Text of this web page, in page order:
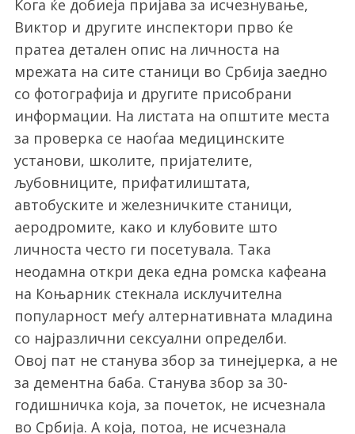
Кога ќе добиеја пријава за исчезнување,
Виктор и другите инспектори прво ќе
пратеа детален опис на личноста на
мрежата на сите станици во Србија заедно
со фотографија и другите присобрани
информации. На листата на општите места
за проверка се наоѓаа медицинските
установи, школите, пријателите,
љубовниците, прифатилиштата,
автобуските и железничките станици,
аеродромите, како и клубовите што
личноста често ги посетувала. Така
неодамна откри дека една ромска кафеана
на Коњарник стекнала исклучителна
популарност меѓу алтернативната младина
со најразлични сексуални определби.
Овој пат не станува збор за тинејџерка, а не
за дементна баба. Станува збор за 30-
годишничка која, за почеток, не исчезнала
во Србија. А која, потоа, не исчезнала